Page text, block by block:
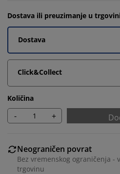
Dostava ili preuzimanje u
Dostava
Click&Collect
Količina
- +
Neograničen povrat
Bez vremenskog ograničenja -
trgovinu